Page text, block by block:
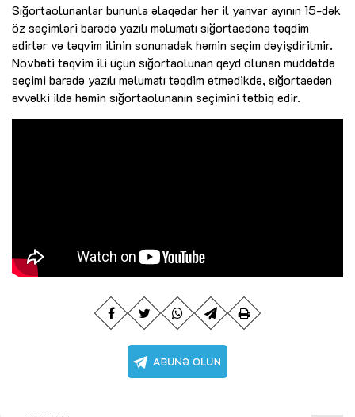
Sığortaolunanlar bununla əlaqədar hər il yanvar ayının 15-dək
öz seçimləri barədə yazılı məlumatı sığortaedənə təqdim
edirlər və təqvim ilinin sonunadək həmin seçim dəyişdirilmir.
Növbəti təqvim ili üçün sığortaolunan qeyd olunan müddətdə
seçimi barədə yazılı məlumatı təqdim etmədikdə, sığortaedən
əvvəlki ildə həmin sığortaolunanın seçimini tətbiq edir.